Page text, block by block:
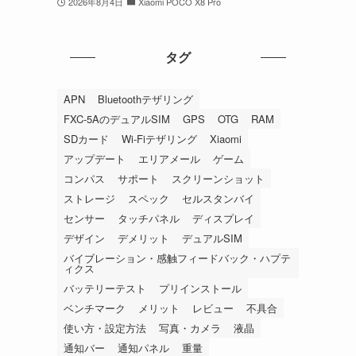
タグ
APN
Bluetoothテザリング
FXC-5AのデュアルSIM
GPS OTG
RAM
SDカード
Wi-Fiテザリング
Xiaomi
アップデート
エリアメール
ゲーム
コンパス
サポート
スクリーンショット
ストレージ
スペック
セルスタンバイ
センサー
タッチパネル
ディスプレイ
デザイン
デメリット
デュアルSIM
バイブレーション・感触フィードバック・ハプテ
ィクス
バッテリーテスト
プリインストール
ベンチマーク
メリット レビュー
不具合
使い方・設定方法
写真・カメラ
液晶
通知バー
通知パネル 重量